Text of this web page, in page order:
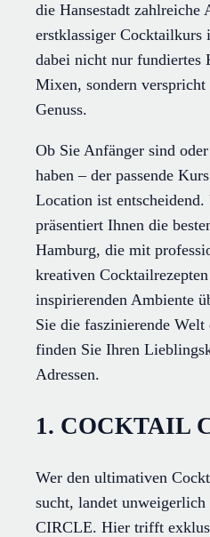
die Hansestadt zahlreiche
erstklassiger
dabei nicht nur fundiertes
Mixen, sondern
Genuss.
Ob Sie Anfänger sind
haben – der passende
Location ist entscheidend.
präsentiert Ihnen die
Hamburg, die mit
kreativen
inspirierenden Ambiente
Sie die faszinierende
finden Sie Ihren
Adressen.
1. COCKTAIL
Wer den ultimativen
sucht, landet
CIRCLE. Hier trifft